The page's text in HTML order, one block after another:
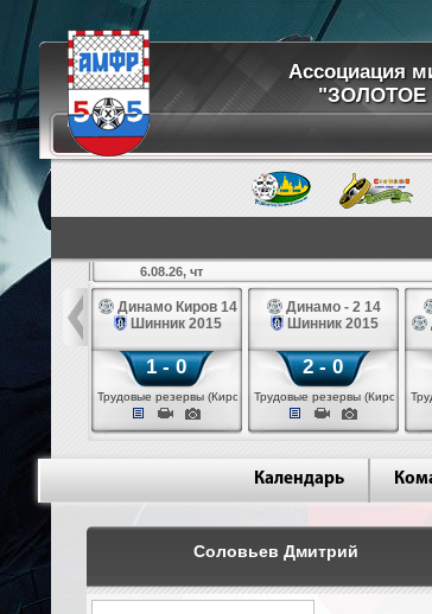
Ассоциация
белые 14
6.08.26, чт
Динамо Киров 14
Шинник 2015
1 - 0
Трудовые резервы (Киров)
Динамо - 2 14
Шинник 2015
2 - 0
Трудовые резервы (Киров)
Календарь
Соловьев Дмитрий